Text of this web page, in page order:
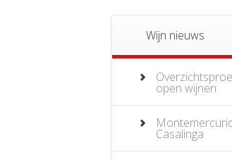
Wijn nieuws
open wijnen
Casalinga